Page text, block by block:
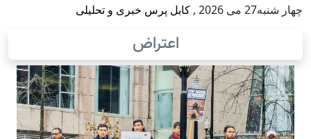
چهار شنبه27 می 2026 , کابل پرس خبری و تحلیلی
اعتراض